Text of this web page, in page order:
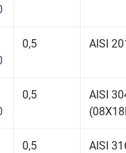
0,5 AISI
0,5
AISI
0,5 AISI